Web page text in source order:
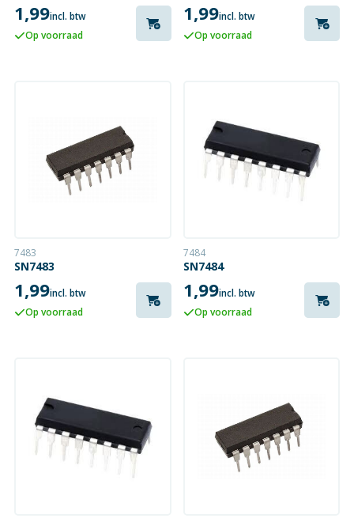
1,99incl. btw
Op voorraad
1,99incl. btw
Op voorraad
7483
SN7483
1,99incl. btw
Op voorraad
7484
SN7484
1,99incl. btw
Op voorraad